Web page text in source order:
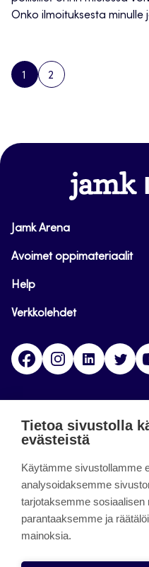
Onko ilmoituksesta minulle
PAGE
1
PAGE
2
www.jamk.fi
Jamk Arena
Avoimet oppimateriaalit
Help
Verkkolehdet
FacebookInstagramLinkedin
päättynyt 11.9.2023.
About the site
Käyttöehdot
Tietoa sivustolla
evästeistä
Käytämme sivustollamme
analysoidaksemme
tarjotaksemme
parantaaksemme ja
mainoksia.